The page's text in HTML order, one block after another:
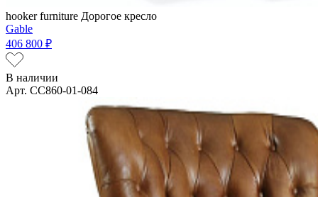
hooker furniture Дорогое кресло
Gable
406 800 ₽
В наличии
Арт. CC860-01-084